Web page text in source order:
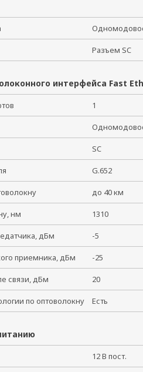
Разъем SC
интерфейса Fast
1
SC
G.652
до 40 км
нм 1310
дБм -5
приемника, дБм -25
связи, дБм 20
по оптоволокну Есть
12 В пост.